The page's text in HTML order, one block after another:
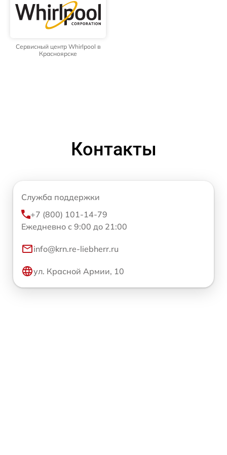
Сервисный центр Whirlpool в
Красноярске
Контакты
Служба поддержки
+7 (800) 101-14-79
Ежедневно с 9:00 до 21:00
info@krn.re-liebherr.ru
ул. Красной Армии, 10